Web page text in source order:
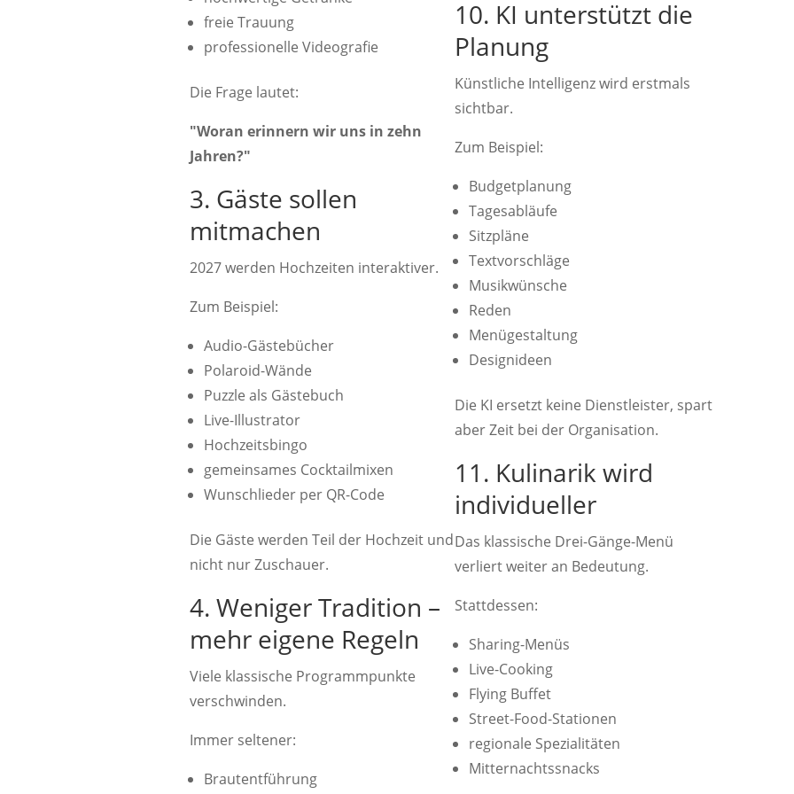
freie Trauung
professionelle Videografie
Die Frage lautet:
"Woran erinnern wir uns in zehn
Jahren?"
3. Gäste sollen
mitmachen
2027 werden Hochzeiten interaktiver.
Zum Beispiel:
Audio-Gästebücher
Polaroid-Wände
Puzzle als Gästebuch
Live-Illustrator
Hochzeitsbingo
gemeinsames Cocktailmixen
Wunschlieder per QR-Code
Die Gäste werden Teil der Hochzeit und
nicht nur Zuschauer.
4. Weniger Tradition –
mehr eigene Regeln
Viele klassische Programmpunkte
verschwinden.
Immer seltener:
Brautentführung
10. KI unterstützt die
Planung
Künstliche Intelligenz wird erstmals
sichtbar.
Zum Beispiel:
Budgetplanung
Tagesabläufe
Sitzpläne
Textvorschläge
Musikwünsche
Reden
Menügestaltung
Designideen
Die KI ersetzt keine Dienstleister, spart
aber Zeit bei der Organisation.
11. Kulinarik wird
individueller
Das klassische Drei-Gänge-Menü
verliert weiter an Bedeutung.
Stattdessen:
Sharing-Menüs
Live-Cooking
Flying Buffet
Street-Food-Stationen
regionale Spezialitäten
Mitternachtssnacks